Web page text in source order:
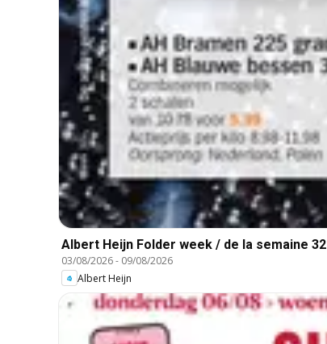
Albert Heijn Folder week / de la semaine 32
03/08/2026- 09/08/2026
Albert Heijn